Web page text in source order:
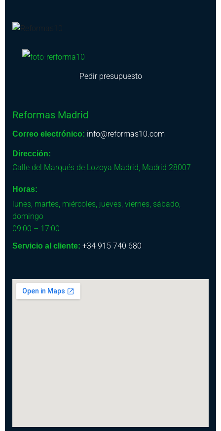
Pedir presupuesto
Reformas Madrid
Correo electrónico: info@reformas10.com
Dirección:
Calle del Marqués de Lozoya Madrid, Madrid 28007
Horas:
lunes, martes, miércoles, jueves, viernes, sábado,
domingo
09:00 – 17:00
Servicio al cliente: +34 915 740 680